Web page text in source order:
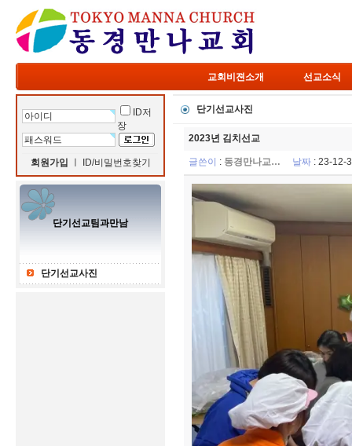
교회비젼소개 선교소식
ID저
장
회원가입 ID/비밀번호찾기
단기선교팀과만남
단기선교사진
단기선교사진
2023년 김치선교
글쓴이 : 동경만나교… 날짜: 23-